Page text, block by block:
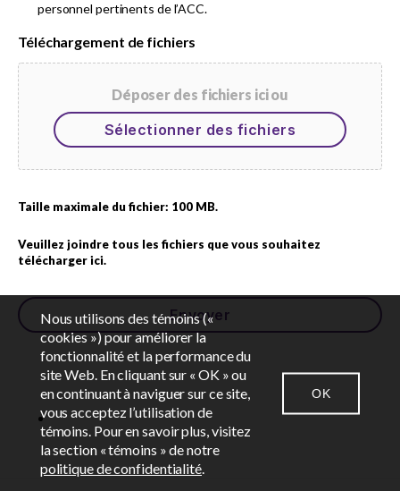
EN
CONTACTEZ-NOUS SALLE DES NOUVELLES
personnel pertinents de l’ACC.
Téléchargement de fichiers
Déposer des fichiers ici ou
Sélectionner des fichiers
Taille maximale du fichier: 100 MB.
Veuillez joindre tous les fichiers que vous souhaitez
télécharger ici.
Nous utilisons des témoins («
cookies ») pour améliorer la
fonctionnalité et la performance du
site Web. En cliquant sur « OK » ou
en continuant à naviguer sur ce site,
vous acceptez l’utilisation de
témoins. Pour en savoir plus, visitez
la section « témoins » de notre
politique de confidentialité.
OK